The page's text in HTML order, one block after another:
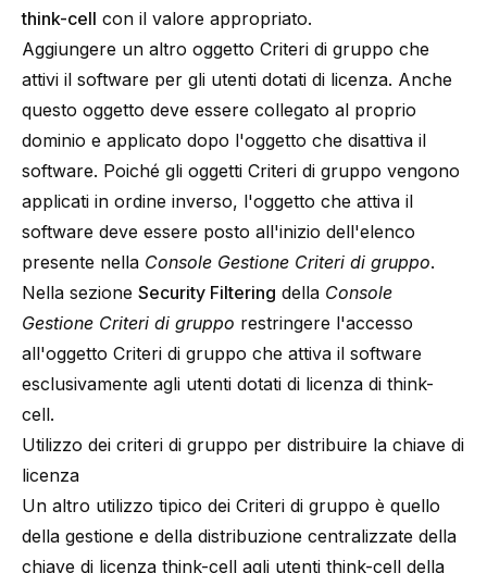
think-cell con il valore appropriato.
Aggiungere un altro oggetto Criteri di gruppo che
attivi il software per gli utenti dotati di licenza. Anche
questo oggetto deve essere collegato al proprio
dominio e applicato dopo l'oggetto che disattiva il
software. Poiché gli oggetti Criteri di gruppo vengono
applicati in ordine inverso, l'oggetto che attiva il
software deve essere posto all'inizio dell'elenco
presente nella Console Gestione Criteri di gruppo.
Nella sezione Security Filtering della Console
Gestione Criteri di gruppo restringere l'accesso
all'oggetto Criteri di gruppo che attiva il software
esclusivamente agli utenti dotati di licenza di think-
cell.
Utilizzo dei criteri di gruppo per distribuire la chiave di
licenza
Un altro utilizzo tipico dei Criteri di gruppo è quello
della gestione e della distribuzione centralizzate della
chiave di licenza think-cell agli utenti think-cell della